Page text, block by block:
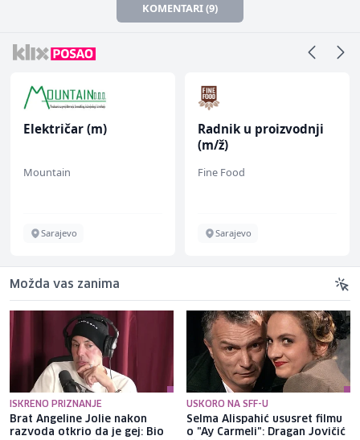
KOMENTARI (9)
Električar (m)
Mountain
Sarajevo
Radnik u proizvodnji
(m/ž)
Fine Food
Sarajevo
Možda vas zanima
ISKRENO PRIZNANJE
Brat Angeline Jolie nakon
razvoda otkrio da je gej: Bio
USKORO NA SFF-U
Selma Alispahić ususret filmu
o "Ay Carmeli": Dragan Jovičić